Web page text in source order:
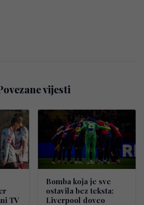
vijesti
TV
Bomba koja je sve
ostavila bez teksta:
Liverpool doveo